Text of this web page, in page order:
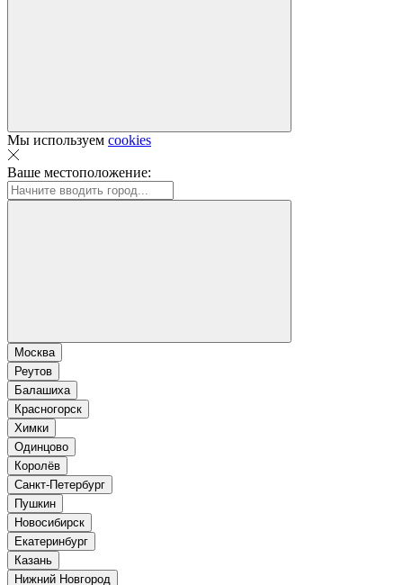
Мы используем cookies
Ваше местоположение:
Москва
Реутов
Балашиха
Красногорск
Химки
Одинцово
Королёв
Санкт-Петербург
Пушкин
Новосибирск
Екатеринбург
Казань
Нижний Новгород